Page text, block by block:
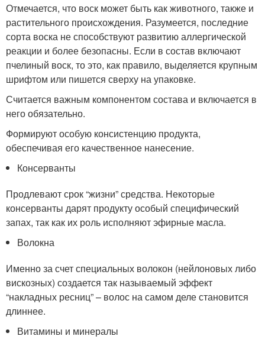
Отмечается, что воск может быть как животного, также и
растительного происхождения. Разумеется, последние
сорта воска не способствуют развитию аллергической
реакции и более безопасны. Если в состав включают
пчелиный воск, то это, как правило, выделяется крупным
шрифтом или пишется сверху на упаковке.
Считается важным компонентом состава и включается в
него обязательно.
Формируют особую консистенцию продукта,
обеспечивая его качественное нанесение.
Консерванты
Продлевают срок “жизни” средства. Некоторые
консерванты дарят продукту особый специфический
запах, так как их роль исполняют эфирные масла.
Волокна
Именно за счет специальных волокон (нейлоновых либо
вискозных) создается так называемый эффект
“накладных ресниц” – волос на самом деле становится
длиннее.
Витамины и минералы